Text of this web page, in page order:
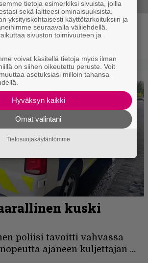
iskee jälleen – Now
tulevalta levyltä julki
tietoja esimerkiksi sivuista, joilla
sekä laitteesi ominaisuuksista.
yksityiskohtaisesti käyttötarkoituksiin ja
seuraavalla välilehdellä.
sivuston toimivuuteen ja
voivat käsitellä tietoja myös ilman
on siihen oikeutettu peruste. Voit
asetuksiasi milloin tahansa
Hyväksyn kaikki
Omat valintani
Tietosuojakäytäntömme